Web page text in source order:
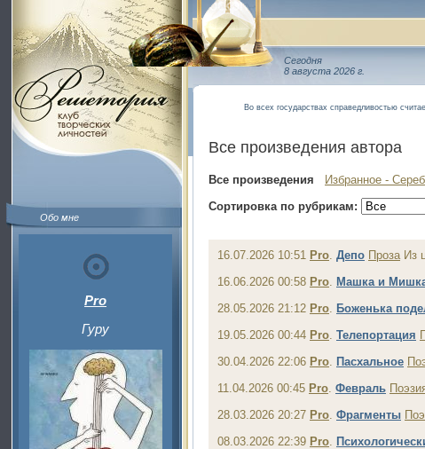
Обо мне
Pro
Гуру
Сегодня
8 августа 2026 г.
Во всех государствах справедливостью
Все произведения автора
Все произведения Избранное -
Сортировка по рубрикам:
16.07.2026 10:51 Pro. Депо ПрозаИз
16.06.2026 00:58 Pro. Машка и
28.05.2026 21:12 Pro. Боженька
19.05.2026 00:44 Pro. Телепортация
30.04.2026 22:06 Pro. Пасхальное
11.04.2026 00:45 Pro. Февраль
28.03.2026 20:27 Pro. Фрагменты
08.03.2026 22:39 Pro.